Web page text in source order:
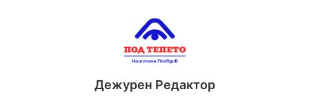
Дежурен Редактор